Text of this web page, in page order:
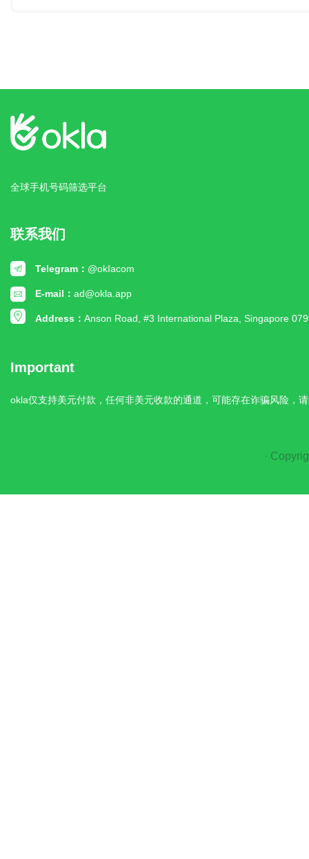
全球手机号码筛选平台
联系我们
Telegram： @okIacom
E-mail： ad@okla.app
Address： Anson Road, #3 International Plaza, Singapore
Important
okla仅支持美元付款，任何非美元收款的通道，可能存在诈骗风险，
·